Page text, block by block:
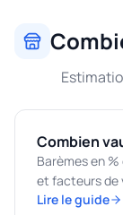
Combien
Barèmes en
et facteurs de
Lire le guide